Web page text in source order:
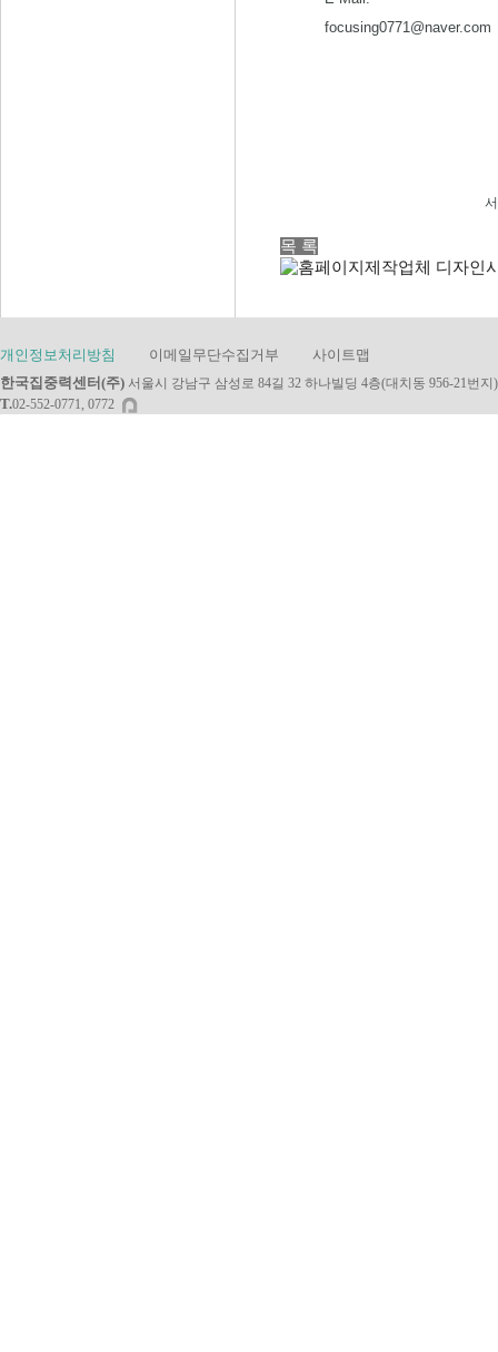
focusing0771@naver.com
목 록
개인정보처리방침 이메일무단수집거부
사이트맵
한국집중력센터(주) 서울시 강남구 삼성로 84길 32 하나빌딩 4층(대치동 956-21번지)
T.02-552-0771, 0772